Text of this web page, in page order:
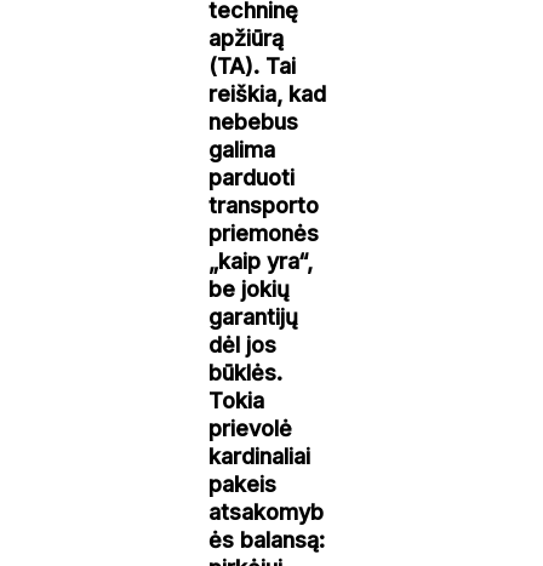
techninę
apžiūrą
(TA). Tai
reiškia, kad
nebebus
galima
parduoti
transporto
priemonės
„kaip yra“,
be jokių
garantijų
dėl jos
būklės.
Tokia
prievolė
kardinaliai
pakeis
atsakomyb
ės balansą: